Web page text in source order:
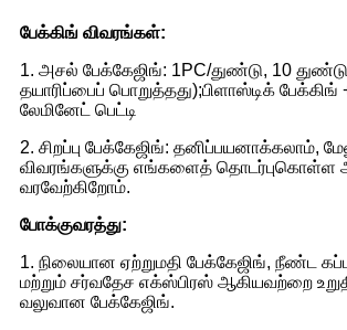
பேக்கிங் விவரங்கள்:
1. அசல் பேக்கேஜிங்: 1PC/துண்டு, 10
தயாரிப்பைப் பொறுத்தது);பிளாஸ்டிக் பேக்கிங்
லேமினேட் பெட்டி
2. சிறப்பு பேக்கேஜிங்: தனிப்பயனாக்கலாம்,
விவரங்களுக்கு எங்களைத் தொடர்புகொள்ள
வரவேற்கிறோம்.
போக்குவரத்து:
1. நிலையான ஏற்றுமதி பேக்கேஜிங், நீண்ட
மற்றும் சர்வதேச எக்ஸ்பிரஸ் ஆகியவற்றை
வலுவான பேக்கேஜிங்.